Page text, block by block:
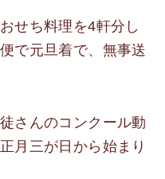
せち料理を4軒分し
で元旦着で、無事送
さんのコンクール動
月三が日から始まり